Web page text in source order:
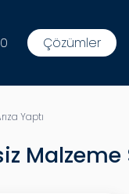
Çözümler
Yaptı
Malzeme